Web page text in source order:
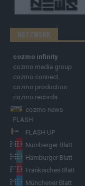
NETZWERK
cozmo infinity
cozmo media group
cozmo connect
cozmo production
cozmo records
cozmo news
FLASH
FLASH UP
Nürnberger Blatt
Hamburger Blatt
Fränkisches Blatt
Münchener Blatt